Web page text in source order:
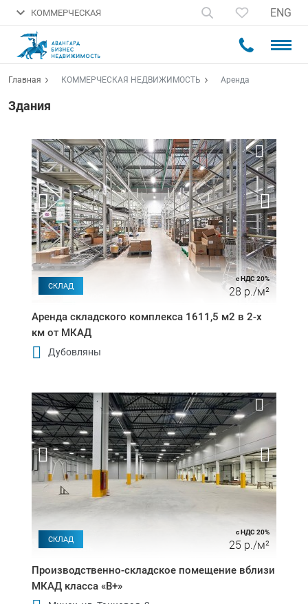
КОММЕРЧЕСКАЯ ENG
Главная КОММЕРЧЕСКАЯ НЕДВИЖИМОСТЬ Аренда
Здания
СКЛАД
с НДС 20%
28 р./м²
Аренда складского комплекса 1611,5 м2 в 2-х
км от МКАД
Дубовляны
СКЛАД
с НДС 20%
25 р./м²
Производственно-складское помещение вблизи
МКАД класса «B+»